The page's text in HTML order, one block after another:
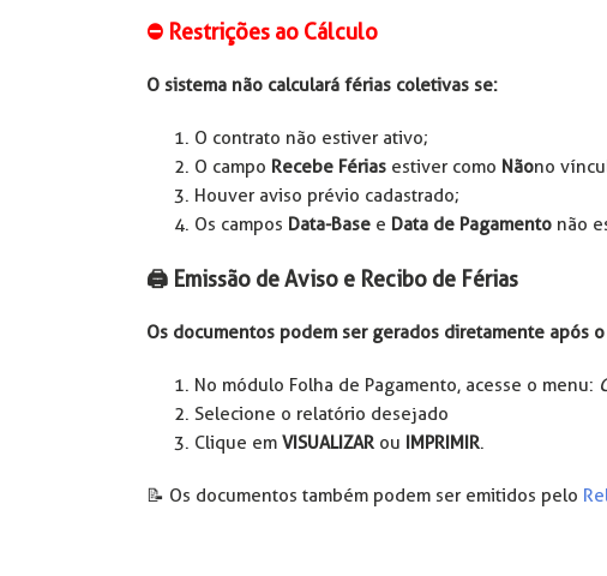
⛔ Restrições ao Cálculo
O sistema não calculará férias coletivas se:
O contrato não estiver ativo;
O campo Recebe Férias estiver como Nãono
Houver aviso prévio cadastrado;
Os campos Data-Base e Data de Pagamento não
🖨️ Emissão de Aviso e Recibo de Férias
Os documentos podem ser gerados diretamente após
No módulo Folha de Pagamento, acesse o menu:
Selecione o relatório desejado
Clique em VISUALIZAR ou IMPRIMIR.
📝 Os documentos também podem ser emitidos pelo